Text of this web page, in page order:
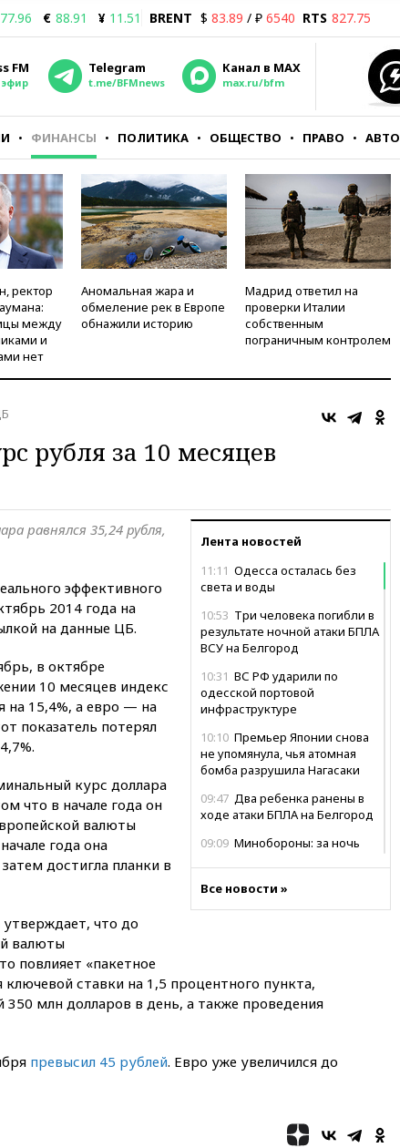
77.96 € 88.91 ¥ 11.51 BRENT $ 83.89 / ₽ 6540 RTS 827.75
FM Telegram
t.me/BFMnews
Канал в MAX
max.ru/bfm
ФИНАНСЫ ПОЛИТИКА ОБЩЕСТВО ПРАВО АВТО
ректор
между
и
нет
Аномальная жара и
обмеление рек в Европе
обнажили историю
Мадрид ответил на
проверки Италии
собственным
пограничным контролем
рубля за 10 месяцев
Лента новостей
11:11 Одесса осталась без
света и воды
10:53 Три человека погибли в
результате ночной атаки БПЛА
ВСУ на Белгород
10:31 ВС РФ ударили по
одесской портовой
инфраструктуре
10:10 Премьер Японии снова
не упомянула, чья атомная
бомба разрушила Нагасаки
09:47 Два ребенка ранены в
ходе атаки БПЛА на Белгород
09:09 Минобороны: за ночь
08:50 Состояние здоровья
06:25 У берегов Италии
обнаружили затонувшее
собрала в мировом прокате
высоких темпах строительства
Все новости »
равнялся 35,24 рубля,
эффективного
2014 года на
на данные ЦБ.
в октябре
10 месяцев индекс
на 15,4%, а евро — на
показатель потерял
курс доллара
что в начале года он
валюты
года она
достигла планки в
что до
валюты
повлияет «пакетное
ставки на 1,5 процентного пункта,
млн долларов в день, а также проведения
превысил 45 рублей. Евро уже увеличился до